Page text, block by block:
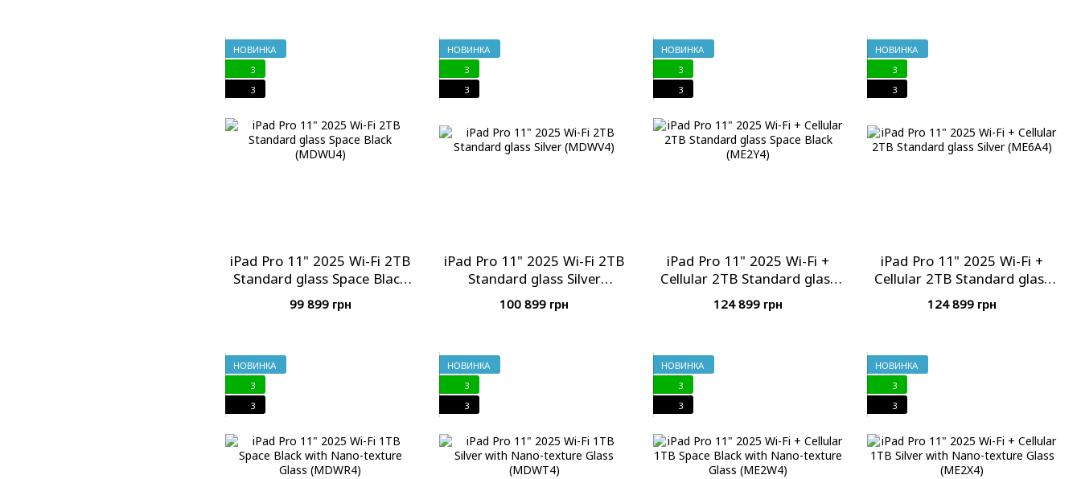
НОВИНКА
3
3
iPad Pro 11" 2025 Wi-Fi 2TB
Standard glass Space Black
(MDWU4)
99 899 грн
НОВИНКА
3
3
iPad Pro 11" 2025 Wi-Fi 2TB
Standard glass Silver
(MDWV4)
100 899 грн
НОВИНКА
3
3
iPad Pro 11" 2025 Wi-Fi +
Cellular 2TB Standard glass
Space Black (ME2Y4)
124 899 грн
НОВИНКА
3
3
iPad Pro 11" 2025 Wi-Fi +
Cellular 2TB Standard glass
Silver (ME6A4)
124 899 грн
НОВИНКА
3
3
НОВИНКА
3
3
НОВИНКА
3
3
НОВИНКА
3
3